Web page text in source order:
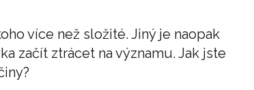
více než složité. Jiný je naopak
začít ztrácet na významu. Jak jste